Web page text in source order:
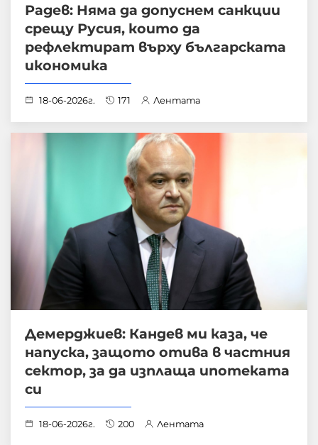
Радев: Няма да допуснем санкции
срещу Русия, които да
рефлектират върху българската
икономика
18-06-2026г. 171 Лентата
Демерджиев: Кандев ми каза, че
напуска, защото отива в частния
сектор, за да изплаща ипотеката
си
18-06-2026г. 200 Лентата